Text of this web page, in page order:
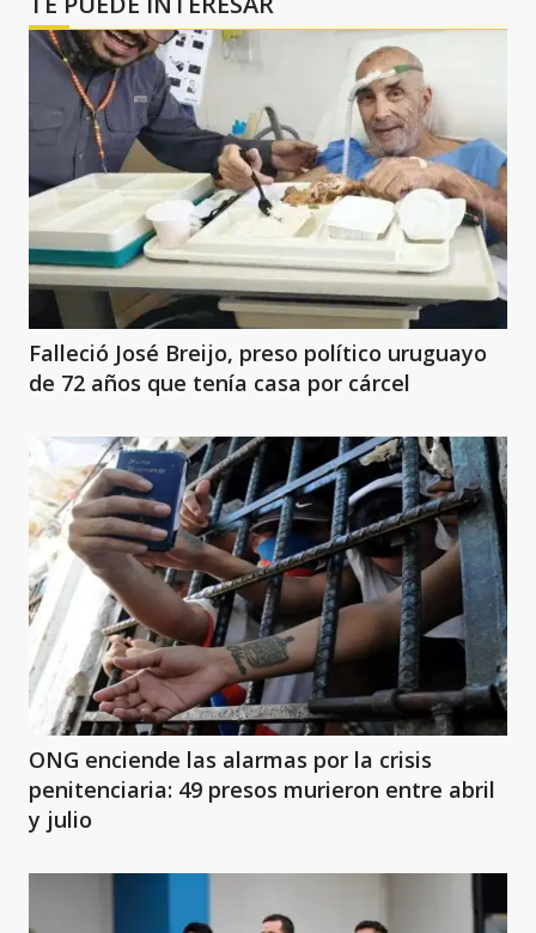
Falleció José Breijo, preso político uruguayo
de 72 años que tenía casa por cárcel
ONG enciende las alarmas por la crisis
penitenciaria: 49 presos murieron entre abril
y julio